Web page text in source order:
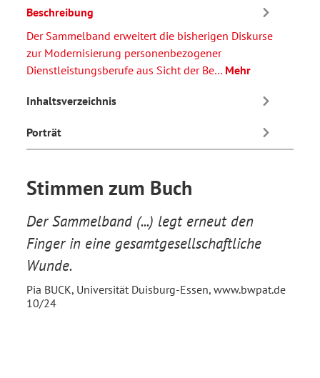
Beschreibung
Der Sammelband erweitert die bisherigen Diskurse
zur Modernisierung personenbezogener
Dienstleistungsberufe aus Sicht der Be… Mehr
Inhaltsverzeichnis
Porträt
Stimmen zum Buch
Der Sammelband (...) legt erneut den
Finger in eine gesamtgesellschaftliche
Wunde.
Pia BUCK, Universität Duisburg-Essen, www.bwpat.de
10/24